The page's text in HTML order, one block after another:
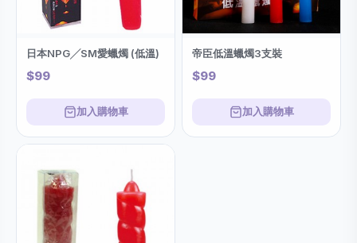
日本NPG╱SM愛蠟燭 (低溫)
$99
加入購物車
帝臣低溫蠟燭3支裝
$99
加入購物車